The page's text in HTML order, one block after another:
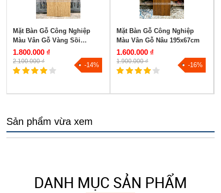
Mặt Bàn Gỗ Công Nghiệp
Màu Vân Gỗ Vàng Sồi
180x80cm
1.800.000 ₫
2.100.000 ₫
-14%
Mặt Bàn Gỗ Công Nghiệp
Màu Vân Gỗ Nâu 195x67cm
1.600.000 ₫
1.900.000 ₫
-16%
Sản phẩm vừa xem
DANH MỤC SẢN PHẨM